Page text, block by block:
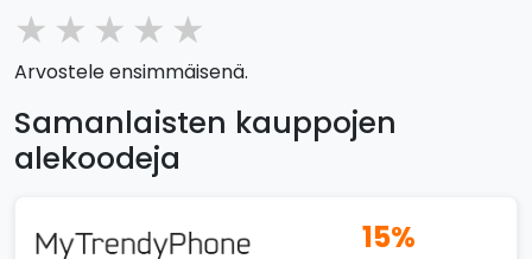
★ ★ ★ ★ ★
Arvostele ensimmäisenä.
Samanlaisten kauppojen
alekoodeja
15%